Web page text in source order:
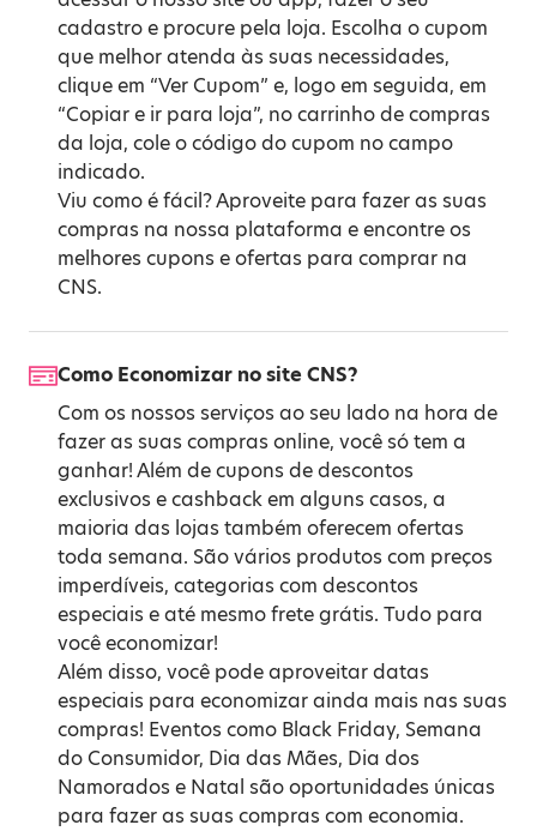
cadastro e procure pela loja. Escolha o cupom
que melhor atenda às suas necessidades,
clique em “Ver Cupom” e, logo em seguida, em
“Copiar e ir para loja”, no carrinho de compras
da loja, cole o código do cupom no campo
indicado.
Viu como é fácil? Aproveite para fazer as suas
compras na nossa plataforma e encontre os
melhores cupons e ofertas para comprar na
CNS.
Como Economizar no site CNS?
Com os nossos serviços ao seu lado na hora de
fazer as suas compras online, você só tem a
ganhar! Além de cupons de descontos
exclusivos e cashback em alguns casos, a
maioria das lojas também oferecem ofertas
toda semana. São vários produtos com preços
imperdíveis, categorias com descontos
especiais e até mesmo frete grátis. Tudo para
você economizar!
Além disso, você pode aproveitar datas
especiais para economizar ainda mais nas suas
compras! Eventos como Black Friday, Semana
do Consumidor, Dia das Mães, Dia dos
Namorados e Natal são oportunidades únicas
para fazer as suas compras com economia.